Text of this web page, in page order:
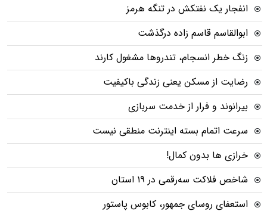
انفجار یک نفتکش در تنگه هرمز
ابوالقاسم قاسم زاده درگذشت
زنگ خطر انسجام، تندروها مشغول کارند
رضایت از مسکن یعنی زندگی باکیفیت
بیرانوند و فرار از خدمت سربازی
سرعت اتمام بسته‌ اینترنت منطقی نیست
خرازی ها بدون کمال!
شاخص فلاکت سه‌رقمی در ۱۹ استان
استعفای روسای جمهور، کابوس پاستور